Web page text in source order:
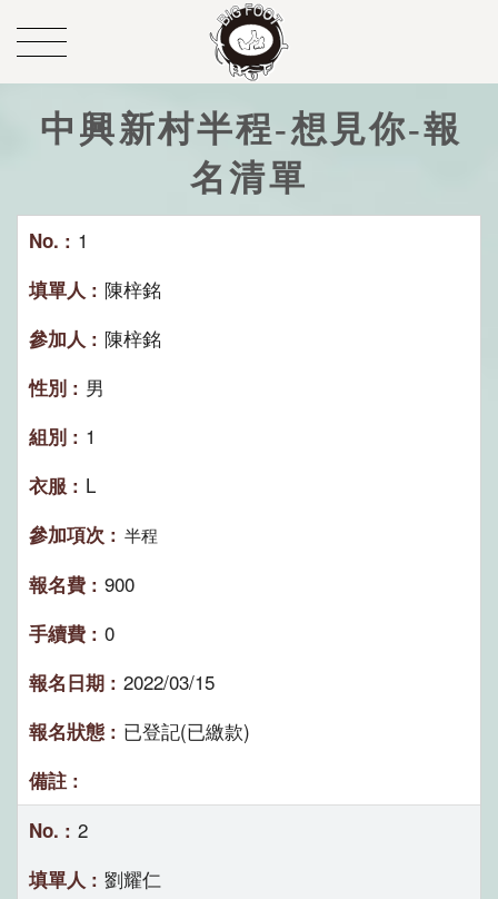
中興新村半程-想見你-報
名清單
1
陳梓銘
陳梓銘
男
1
L
半程
900
0
2022/03/15
已登記(已繳款)
2
劉耀仁